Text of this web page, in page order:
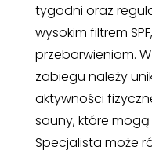
tygodni oraz
wysokim filtrem
przebarwieniom.
zabiegu należy
aktywności
sauny, które
Specjalista może